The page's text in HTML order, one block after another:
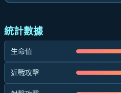
統計數據
生命值
近戰攻擊